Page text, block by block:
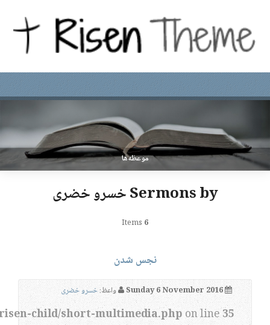
موعظه‌ها
Sermons by خسرو خضری
6
نجس شدن
Sunday 6 November 2016 واعظ:خسرو خضری
child/short-multimedia.php on line35